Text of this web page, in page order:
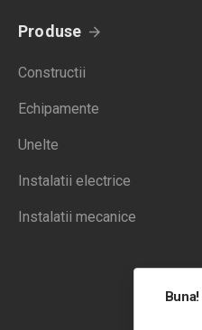
Produse
Constructii
Echipamente
Unelte
Instalatii electrice
Instalatii mecanice
Buna!